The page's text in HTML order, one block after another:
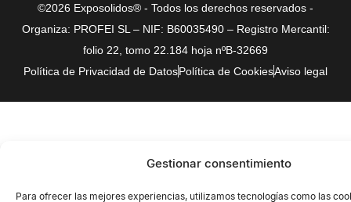
Gestionar consentimiento
Para ofrecer las mejores experiencias, utilizamos tecnologías como las
©2026 Exposolidos® - Todos los derechos reservados -
Organiza: PROFEI SL – NIF: B60035490 – Registro Mercantil:
folio 22, tomo 22.184 hoja nºB-32669
Política de Privacidad de DatosPolítica de CookiesAviso legal